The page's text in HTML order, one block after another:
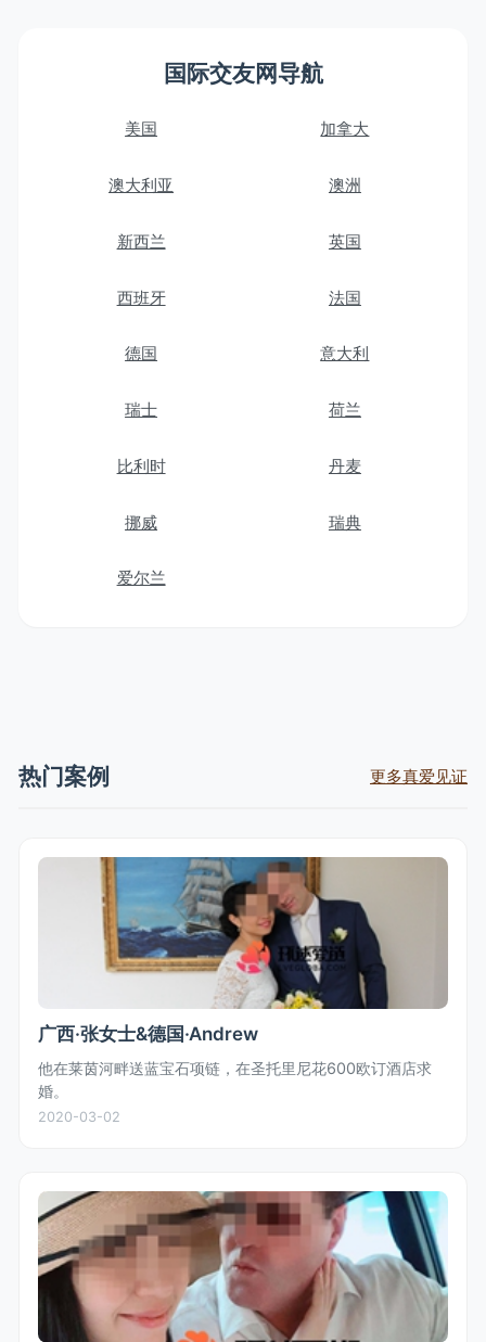
国际交友网导航
美国 加拿大
澳大利亚 澳洲
新西兰 英国
西班牙 法国
德国 意大利
瑞士 荷兰
比利时 丹麦
挪威 瑞典
爱尔兰
热门案例 更多真爱见证
广西·张女士&德国·Andrew
他在莱茵河畔送蓝宝石项链，在圣托里尼花600欧订酒店求
婚。
2020-03-02